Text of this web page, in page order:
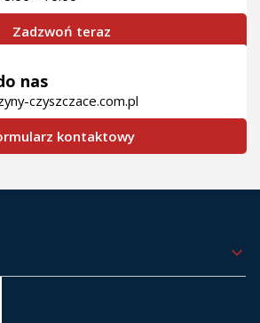
Zadzwoń teraz
nas
czyszczace.com.pl
kontaktowy
w koszyku: 0. Zobacz szczegóły